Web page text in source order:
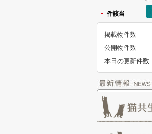
- 件該当
掲載物件数
公開物件数
本日の更新件数